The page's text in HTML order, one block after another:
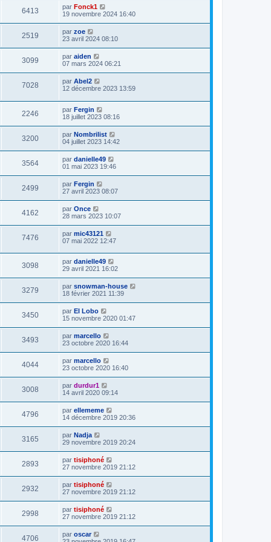
6413 par Fonck1
19 novembre 2024 16:40
2519 par zoe
23 avril 2024 08:10
3099 par aiden
07 mars 2024 06:21
7028 par Abel2
12 décembre 2023 13:59
2246 par Fergin
18 juillet 2023 08:16
3200 par Nombrilist
04 juillet 2023 14:42
3564 par danielle49
01 mai 2023 19:46
2499 par Fergin
27 avril 2023 08:07
4162 par Once
28 mars 2023 10:07
7476 par mic43121
07 mai 2022 12:47
3098 par danielle49
29 avril 2021 16:02
3279 par snowman-house
18 février 2021 11:39
3450 par El Lobo
15 novembre 2020 01:47
3493 par marcello
23 octobre 2020 16:44
4044 par marcello
23 octobre 2020 16:40
3008 par durdur1
14 avril 2020 09:14
4796 par ellememe
14 décembre 2019 20:36
3165 par Nadja
29 novembre 2019 20:24
2893 par tisiphoné
27 novembre 2019 21:12
2932 par tisiphoné
27 novembre 2019 21:12
2998 par tisiphoné
27 novembre 2019 21:12
4706 par oscar